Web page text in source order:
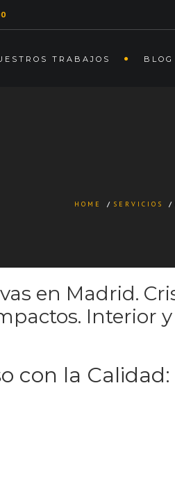
TRABAJOS BLOG
HOME / SERVICIOS /
en Madrid.
Interior
con la Calidad: